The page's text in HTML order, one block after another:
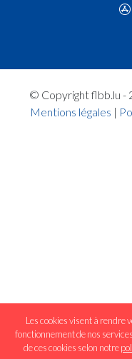
© Copyright flbb.lu -
Mentions légales |
Les cookies visent à rendre
fonctionnement de nos
de ces cookies selon notre